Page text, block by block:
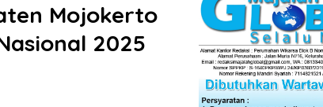
Mojokerto
2025